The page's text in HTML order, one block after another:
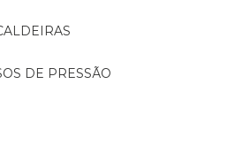
DE PRESSÃO